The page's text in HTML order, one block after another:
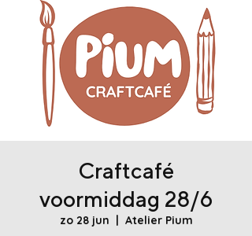
Craftcafé
voormiddag 28/6
zo 28 jun
  |
Atelier Pium